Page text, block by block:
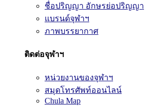
ชื่อปริญญา อักษรย่อปริญญา
แบรนด์จุฬาฯ
ภาพบรรยากาศ
ติดต่อจุฬาฯ
หน่วยงานของจุฬาฯ
สมุดโทรศัพท์ออนไลน์
Chula Map